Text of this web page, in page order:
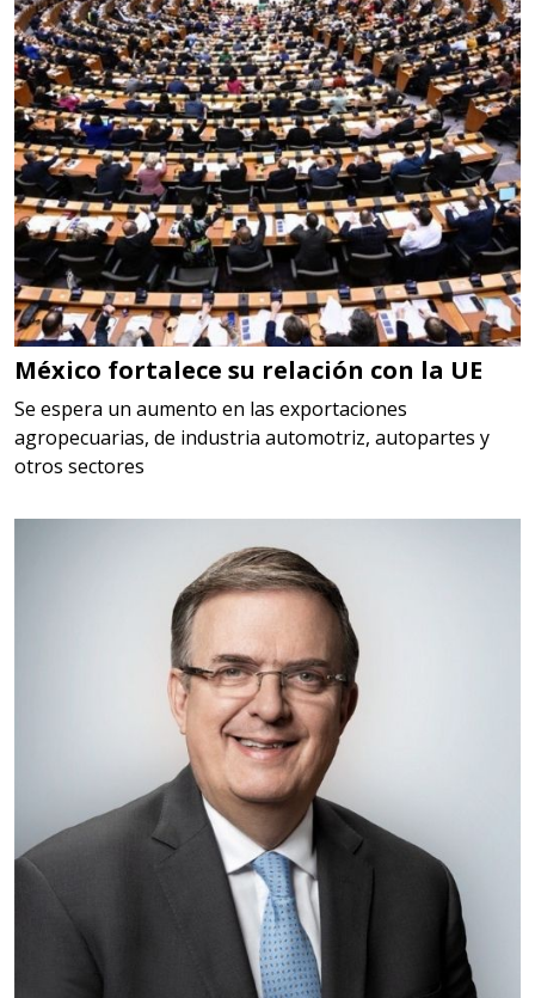
Aplicar al Requerimiento
Empresa en Querétaro
Requiere:
HERRAMIENTAS DE CORTE
Especificaciones:
HSS, CON RECUBRIMIENTO,
CARBURO, RIMAS, ENDMILLS,
BROCAS, LIMAS, ETC
Aplicar al Requerimiento
Empresa en Querétaro
Requiere:
HERRAMIENTAS DE TORQUE
Especificaciones:
TORQUE CONTROLADO,
MECANICOS, ELECTRONICOS,
DIGITALES, MULTIPLICADORES,
PARA PUNTAS,
Aplicar al Requerimiento
Empresa en Estado de México
SCRAP
México fortalece su relación con la UE
Se espera un aumento en las exportaciones
agropecuarias, de industria automotriz, autopartes y
otros sectores